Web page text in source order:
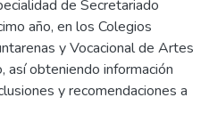
de Secretariado
año, en los Colegios
y Vocacional de Artes
así obteniendo información
y recomendaciones a